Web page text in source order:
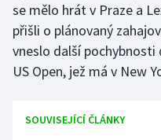
Sportovní střelba
Stolní tenis
se mělo hrát v Praze a
přišli o plánovaný
vneslo další
US Open, jež má v New
SOUVISEJÍCÍ ČLÁNKY